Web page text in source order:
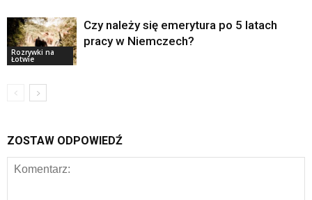
Rozrywki na
Łotwie
Czy należy się emerytura po 5 latach
pracy w Niemczech?
ZOSTAW ODPOWIEDŹ